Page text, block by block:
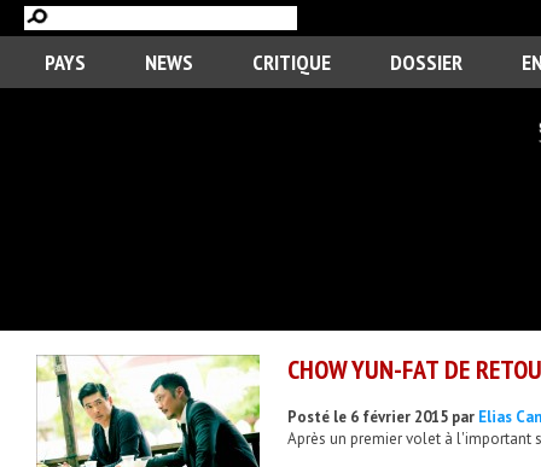
PAYS NEWS CRITIQUE DOSSIER
CHOW YUN-FAT DE
Posté le 6 février 2015 par Elias
Après un premier volet à l'important